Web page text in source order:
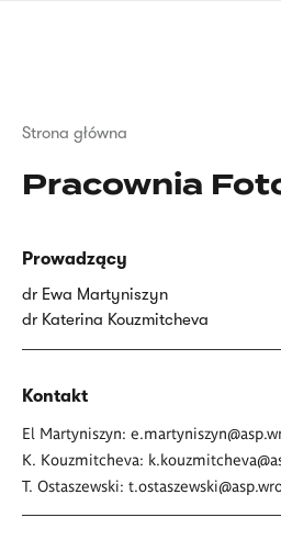
Ścieżka
nawigacyjna
Strona główna
Pracownia
Prowadzący
dr Ewa Martyniszyn
dr Katerina Kouzmitcheva
Kontakt
El Martyniszyn:
K. Kouzmitcheva:
T. Ostaszewski: